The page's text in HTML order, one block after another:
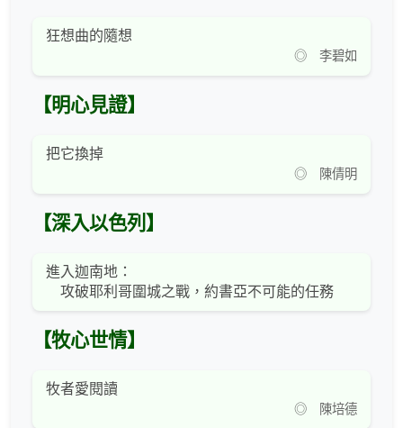
狂想曲的隨想
◎ 李碧如
【明心見證】
把它換掉
◎ 陳倩明
【深入以色列】
進入迦南地：
攻破耶利哥圍城之戰，約書亞不可能的任務
【牧心世情】
牧者愛閱讀
◎ 陳培德